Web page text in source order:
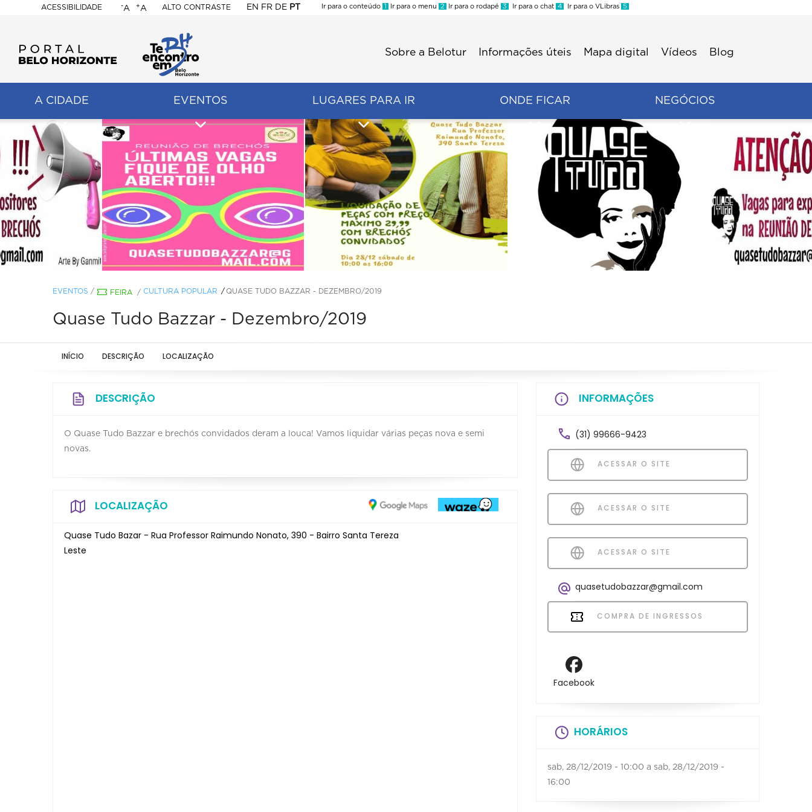
ACESSIBILIDADE
BELO
HORIZONTE
-A +A ALTO CONTRASTE EN FR DE PT
Ir para o conteúdo 1 Ir para o menu 2 Ir para o rodapé 3 Ir para o chat 4 Ir para o VLibras 5
Sobre a Belotur Informações úteis Mapa digital Vídeos Blog
A CIDADE EVENTOS LUGARES PARA IR ONDE FICAR NEGÓCIOS
EVENTOS / FEIRA / CULTURA POPULAR QUASE TUDO BAZZAR - DEZEMBRO/2019
Quase Tudo Bazzar - Dezembro/2019
INÍCIO DESCRIÇÃO LOCALIZAÇÃO
DESCRIÇÃO
O Quase Tudo Bazzar e brechós convidados deram a louca! Vamos liquidar várias peças nova e semi
novas.
LOCALIZAÇÃO
Quase Tudo Bazar - Rua Professor Raimundo Nonato, 390 - Bairro Santa Tereza
Leste
INFORMAÇÕES
(31) 99666-9423
ACESSAR O SITE
ACESSAR O SITE
ACESSAR O SITE
quasetudobazzar@gmail.com
COMPRA DE INGRESSOS
Facebook
HORÁRIOS
sab, 28/12/2019 - 10:00 a sab, 28/12/2019 -
16:00